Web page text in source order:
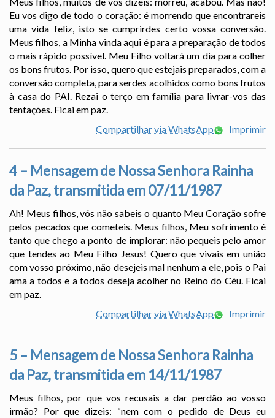
Eu vos digo de todo o coração: é morrendo que encontrareis
uma vida feliz, isto se cumprirdes certo vossa conversão.
Meus filhos, a Minha vinda aqui é para a preparação de todos
o mais rápido possível. Meu Filho voltará um dia para colher
os bons frutos. Por isso, quero que estejais preparados, com a
conversão completa, para serdes acolhidos como bons frutos
à casa do PAI. Rezai o terço em família para livrar-vos das
tentações. Ficai em paz.
Compartilhar via WhatsApp
Imprimir
4 – Mensagem de Nossa Senhora Rainha
da Paz, transmitida em 07/11/1987
Ah! Meus filhos, vós não sabeis o quanto Meu Coração sofre
pelos pecados que cometeis. Meus filhos, Meu sofrimento é
tanto que chego a ponto de implorar: não pequeis pelo amor
que tendes ao Meu Filho Jesus! Quero que vivais em união
com vosso próximo, não desejeis mal nenhum a ele, pois o Pai
ama a todos e a todos deseja acolher no Reino do Céu. Ficai
em paz.
Compartilhar via WhatsApp
Imprimir
5 – Mensagem de Nossa Senhora Rainha
da Paz, transmitida em 14/11/1987
Meus filhos, por que vos recusais a dar perdão ao vosso
irmão? Por que dizeis: “nem com o pedido de Deus eu